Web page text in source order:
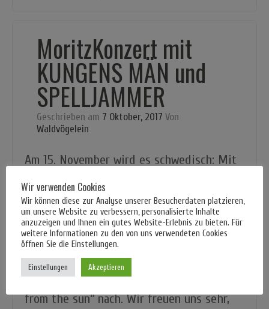
MoritzKonzert mit
KUNGENS MÄN und
SPELLJAMMER
Geschrieben am 7 Oktober, 2017 Von
Waldvögelein
Am 15. November wird es schwedisch: Mit
KUNGENS MÄN
wir uns zwei großartige stoner-
psychedelic-doom-Bands eingeladen.
Erstere haben im Juli ihr neues Album
„Dag & Natt“ veröffentlicht und
Spelljammer zog im September mit „inches
from the sun“ nach. Wir freuen uns sehr,
Wir verwenden Cookies
Wir können diese zur Analyse unserer Besucherdaten platzieren,
um unsere Website zu verbessern, personalisierte Inhalte
anzuzeigen und Ihnen ein gutes Website-Erlebnis zu bieten. Für
weitere Informationen zu den von uns verwendeten Cookies
öffnen Sie die Einstellungen.
Einstellungen Akzeptieren